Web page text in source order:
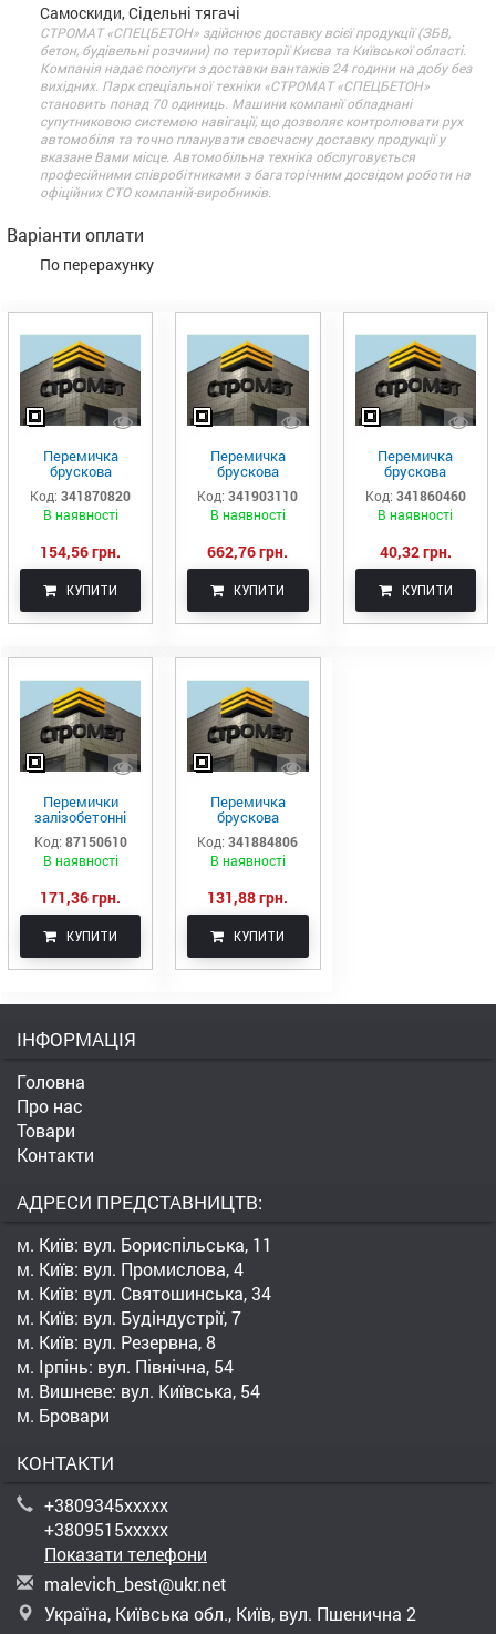
Самоскиди, Сідельні тягачі
СТРОМАТ «СПЕЦБЕТОН» здійснює доставку всієї продукції (ЗБВ,
бетон, будівельні розчини) по території Києва та Київської області.
Компанія надає послуги з доставки вантажів 24 години на добу без
вихідних. Парк спеціальної техніки «СТРОМАТ «СПЕЦБЕТОН»
становить понад 70 одиниць. Машини компанії обладнані
супутниковою системою навігації, що дозволяє контролювати рух
автомобіля та точно планувати своєчасну доставку продукції у
вказане Вами місце. Автомобільна техніка обслуговується
професійними співробітниками з багаторічним досвідом роботи на
офіційних СТО компаній-виробників.
Варіанти оплати
По перерахунку
Перемичка
брускова
залізобетонна
2ПБ 22-3-п
Код: 341870820
В наявності
154,56 грн.
КУПИТИ
Перемичка
брускова
монолітна 5ПБ
34-20-п
Код: 341903110
В наявності
662,76 грн.
КУПИТИ
Перемичка
брускова
залізобетонна
1ПБ 13-1
Код: 341860460
В наявності
40,32 грн.
КУПИТИ
Перемички
залізобетонні
брускові 3ПБ21-8-
п
Код: 87150610
В наявності
171,36 грн.
КУПИТИ
Перемичка
брускова
монолітна 3ПБ
13-37-п
Код: 341884806
В наявності
131,88 грн.
КУПИТИ
ІНФОРМАЦІЯ
Головна
Про нас
Товари
Контакти
АДРЕСИ ПРЕДСТАВНИЦТВ:
м. Київ: вул. Бориспільська, 11
м. Київ: вул. Промислова, 4
м. Київ: вул. Святошинська, 34
м. Київ: вул. Будіндустрії, 7
м. Київ: вул. Резервна, 8
м. Ірпінь: вул. Північна, 54
м. Вишневе: вул. Київська, 54
м. Бровари
КОНТАКТИ
+3809345xxxxx
+3809515xxxxx
Показати телефони
malevich_best@ukr.net
Україна, Київська обл., Київ, вул. Пшенична 2